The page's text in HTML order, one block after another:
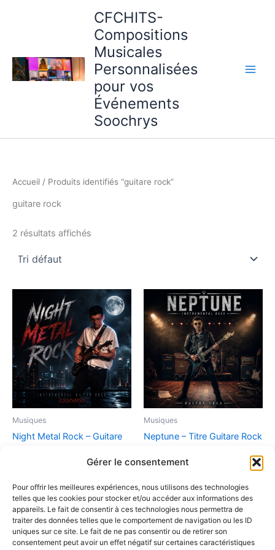
Gérer le consentement
Pour offrir les meilleures expériences, nous utilisons des technologies
telles que les cookies pour stocker et/ou accéder aux informations des
appareils. Le fait de consentir à ces technologies nous permettra de
traiter des données telles que le comportement de navigation ou les ID
uniques sur ce site. Le fait de ne pas consentir ou de retirer son
consentement peut avoir un effet négatif sur certaines caractéristiques
CFCHITS-
Compositions
Musicales
Personnalisées
pour vos
Événements
Soochrys
Accueil / Produits identifiés “guitare rock”
guitare rock
2 résultats affichés
Musiques
Night Metal Rock – Guitare
Ajouter au panier
Musiques
Neptune – Titre Guitare Rock
Numérique)
€
Ajouter au panier